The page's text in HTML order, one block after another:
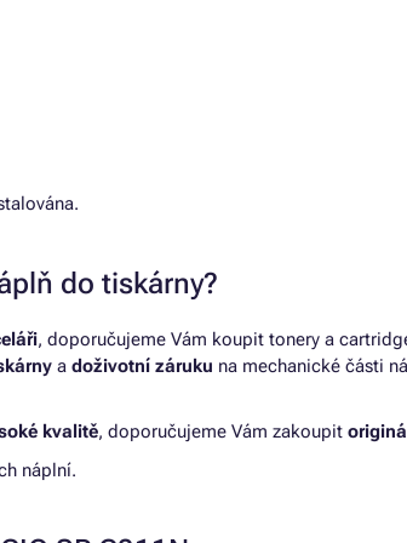
do tiskárny?
, doporučujeme Vám koupit tonery a
a doživotní záruku na mechanické části
kvalitě, doporučujeme Vám zakoupit
náplní.